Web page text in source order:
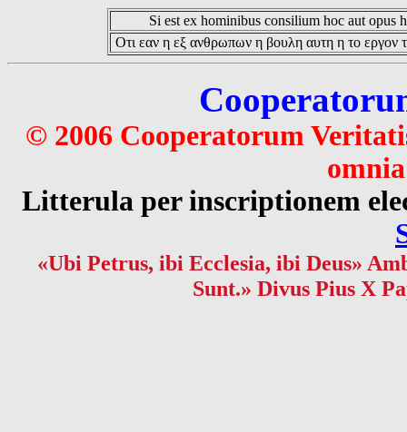
Si est ex hominibus consilium hoc aut opus
Οτι εαν η εξ ανθρωπων η βουλη αυτη η το εργον
© 2006 Cooperatorum
Litterula per inscriptionem
«Ubi Petrus, ibi Ecclesia, ibi Deus»
Sunt.» Divus Pius X